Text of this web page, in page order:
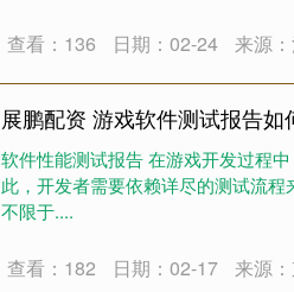
查看：136 日期：02-24 来源
展鹏配资 游戏软件测试报告
软件性能测试报告 在游戏开发过程
此，开发者需要依赖详尽的测试流
不限于....
查看：182 日期：02-17 来源